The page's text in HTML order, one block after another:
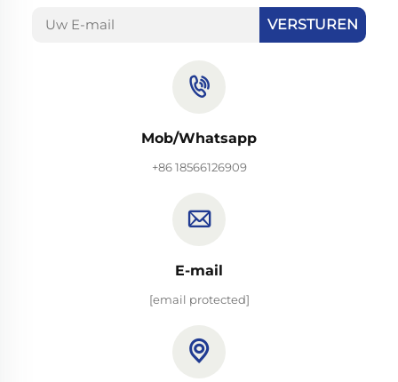
VERSTUREN
Mob/Whatsapp
+86 18566126909
E-mail
[email protected]